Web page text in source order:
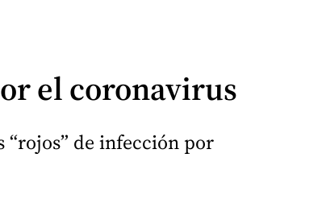
el coronavirus
“rojos” de infección por